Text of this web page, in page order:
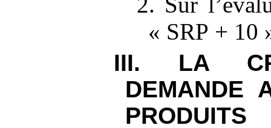
« SRP + 10
III. LA
DEMANDE